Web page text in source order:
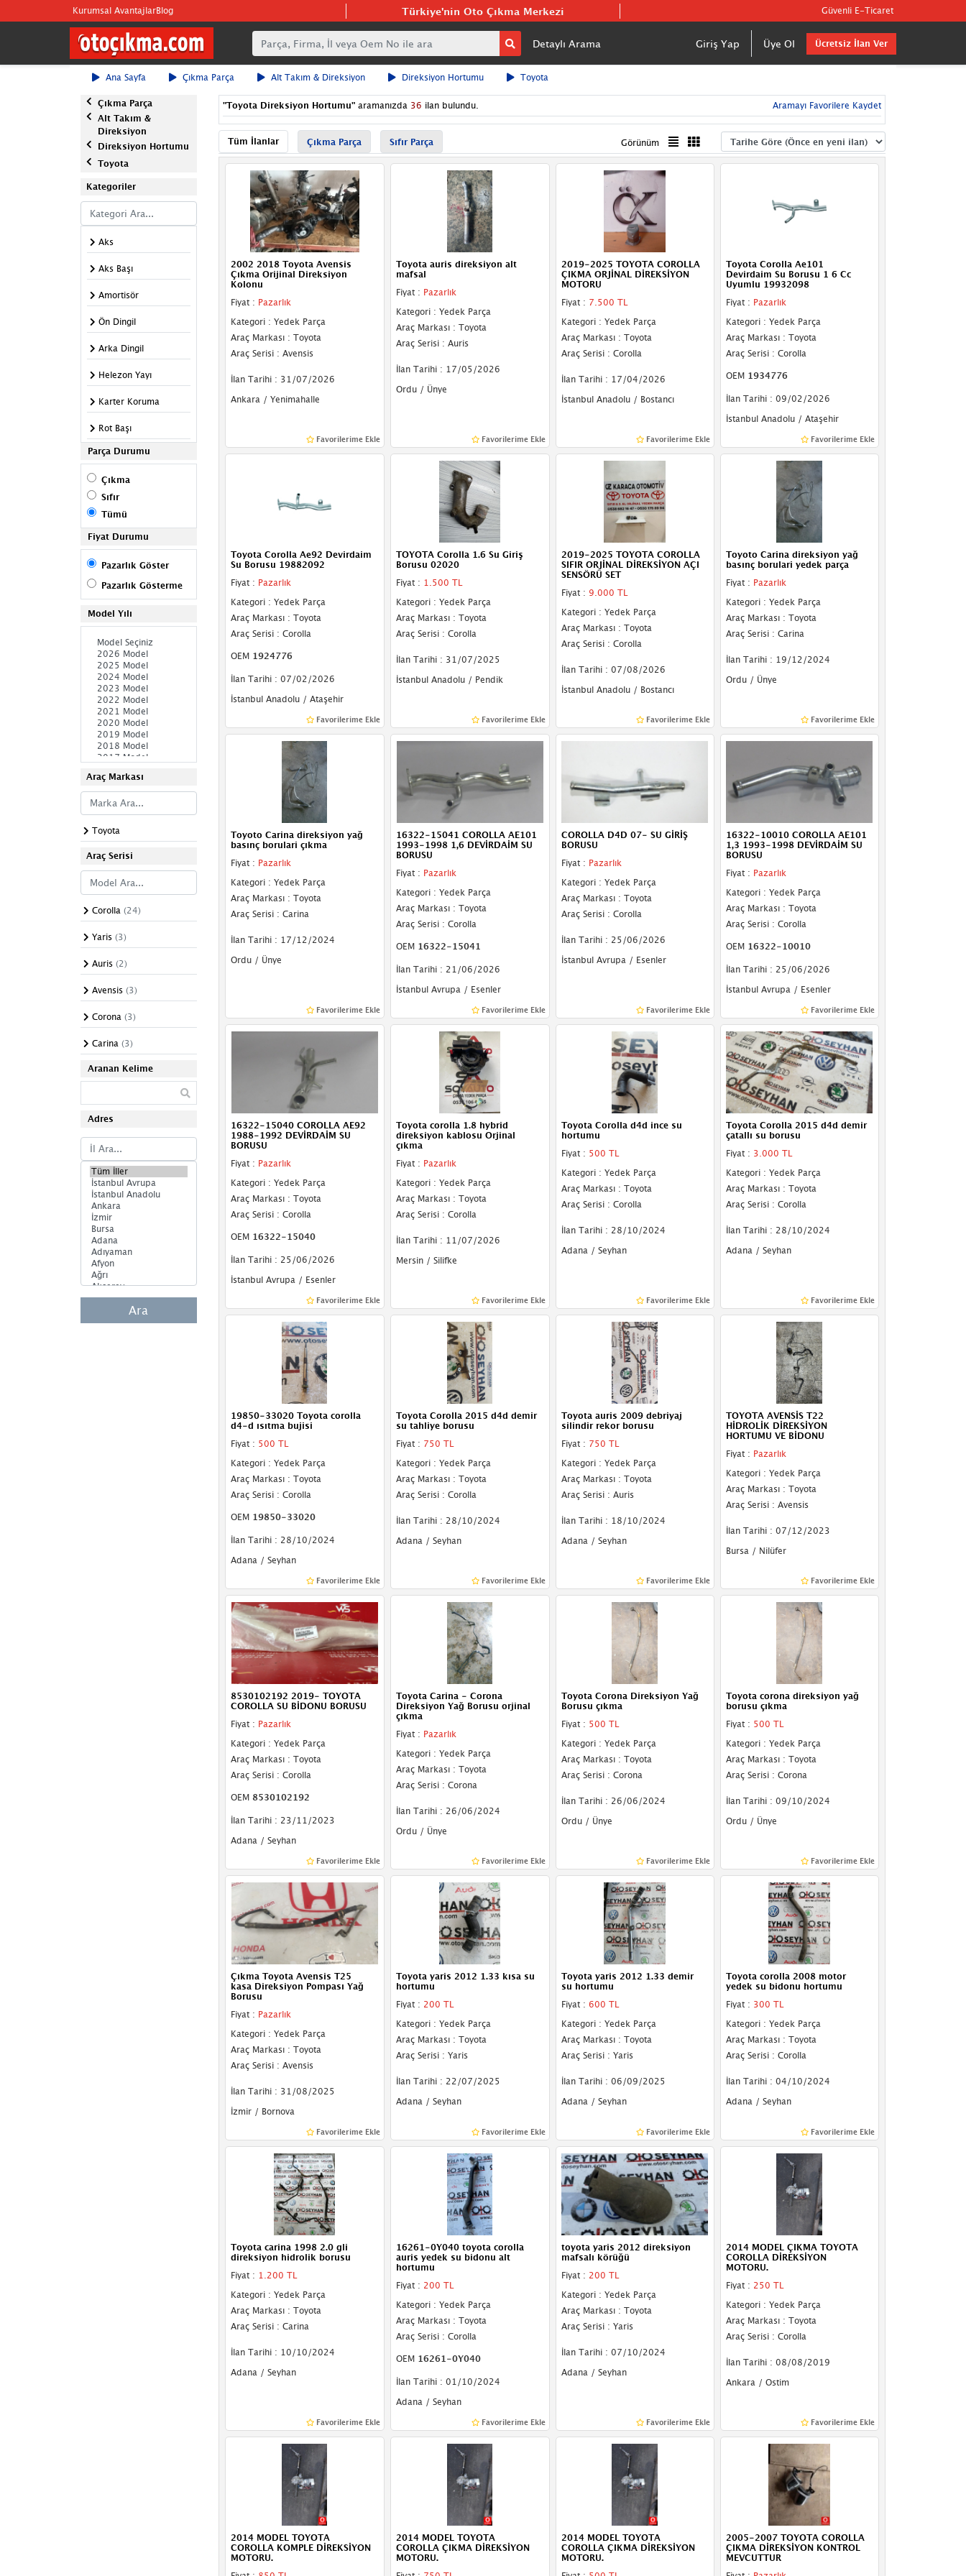
Kurumsal AvantajlarBlog Türkiye'nin Oto Çıkma Merkezi Güvenli E-Ticaret
Detaylı Arama Giriş Yap Üye Ol Ücretsiz İlan Ver
Ana Sayfa Çıkma Parça Alt Takım & Direksiyon Direksiyon Hortumu Toyota
Çıkma Parça
Alt Takım &
Direksiyon
Direksiyon Hortumu
Toyota
Kategoriler
Aks
Aks Başı
Amortisör
Ön Dingil
Arka Dingil
Helezon Yayı
Karter Koruma
Rot Başı
Salıncak
Taşıyıcı
Air & Havalı
Süspansiyon
Direksiyon Açı
Sensörü
Direksiyon Bakaliti
Direksiyon Basınç
Müşürü
Direksiyon Hortumu
Direksiyon Kutusu
Direksiyon Mili
Direksiyon Pompası
Direksiyon Simidi
Direksiyon Yağ
Deposu
Makas
Porya
Rot Mili
Rotil
Tabla
Teker Bilyası
Torsiyon
Viraj Demiri
Parça Durumu
Çıkma
Sıfır
Tümü
Fiyat Durumu
Pazarlık Göster
Pazarlık Gösterme
Model Yılı
Araç Markası
Toyota
Araç Serisi
Corolla (24)
Yaris (3)
Auris (2)
Avensis (3)
Corona (3)
Carina (3)
Aranan Kelime
Adres
Ara
"Toyota Direksiyon Hortumu" aramanızda 36 ilan bulundu. Aramayı Favorilere Kaydet
Tüm İlanlar Çıkma Parça Sıfır Parça Görünüm
2002 2018 Toyota Avensis
Çıkma Orijinal Direksiyon
Kolonu
Fiyat : Pazarlık
Kategori : Yedek Parça
Araç Markası : Toyota
Araç Serisi : Avensis
İlan Tarihi : 31/07/2026
Ankara / Yenimahalle
Favorilerime Ekle
Toyota auris direksiyon alt
mafsal
Fiyat : Pazarlık
Kategori : Yedek Parça
Araç Markası : Toyota
Araç Serisi : Auris
İlan Tarihi : 17/05/2026
Ordu / Ünye
Favorilerime Ekle
2019-2025 TOYOTA COROLLA
ÇIKMA ORJİNAL DİREKSİYON
MOTORU
Fiyat : 7.500 TL
Kategori : Yedek Parça
Araç Markası : Toyota
Araç Serisi : Corolla
İlan Tarihi : 17/04/2026
İstanbul Anadolu / Bostancı
Favorilerime Ekle
Toyota Corolla Ae101
Devirdaim Su Borusu 1 6 Cc
Uyumlu 19932098
Fiyat : Pazarlık
Kategori : Yedek Parça
Araç Markası : Toyota
Araç Serisi : Corolla
OEM 1934776
İlan Tarihi : 09/02/2026
İstanbul Anadolu / Ataşehir
Favorilerime Ekle
Toyota Corolla Ae92 Devirdaim
Su Borusu 19882092
Fiyat : Pazarlık
Kategori : Yedek Parça
Araç Markası : Toyota
Araç Serisi : Corolla
OEM 1924776
İlan Tarihi : 07/02/2026
İstanbul Anadolu / Ataşehir
Favorilerime Ekle
TOYOTA Corolla 1.6 Su Giriş
Borusu 02020
Fiyat : 1.500 TL
Kategori : Yedek Parça
Araç Markası : Toyota
Araç Serisi : Corolla
İlan Tarihi : 31/07/2025
İstanbul Anadolu / Pendik
Favorilerime Ekle
2019-2025 TOYOTA COROLLA
SIFIR ORJİNAL DİREKSİYON AÇI
SENSÖRÜ SET
Fiyat : 9.000 TL
Kategori : Yedek Parça
Araç Markası : Toyota
Araç Serisi : Corolla
İlan Tarihi : 07/08/2026
İstanbul Anadolu / Bostancı
Favorilerime Ekle
Toyoto Carina direksiyon yağ
basınç borulari yedek parça
Fiyat : Pazarlık
Kategori : Yedek Parça
Araç Markası : Toyota
Araç Serisi : Carina
İlan Tarihi : 19/12/2024
Ordu / Ünye
Favorilerime Ekle
Toyoto Carina direksiyon yağ
basınç borulari çıkma
Fiyat : Pazarlık
Kategori : Yedek Parça
Araç Markası : Toyota
Araç Serisi : Carina
İlan Tarihi : 17/12/2024
Ordu / Ünye
Favorilerime Ekle
16322-15041 COROLLA AE101
1993-1998 1,6 DEVİRDAİM SU
BORUSU
Fiyat : Pazarlık
Kategori : Yedek Parça
Araç Markası : Toyota
Araç Serisi : Corolla
OEM 16322-15041
İlan Tarihi : 21/06/2026
İstanbul Avrupa / Esenler
Favorilerime Ekle
COROLLA D4D 07- SU GİRİŞ
BORUSU
Fiyat : Pazarlık
Kategori : Yedek Parça
Araç Markası : Toyota
Araç Serisi : Corolla
İlan Tarihi : 25/06/2026
İstanbul Avrupa / Esenler
Favorilerime Ekle
16322-10010 COROLLA AE101
1,3 1993-1998 DEVİRDAİM SU
BORUSU
Fiyat : Pazarlık
Kategori : Yedek Parça
Araç Markası : Toyota
Araç Serisi : Corolla
OEM 16322-10010
İlan Tarihi : 25/06/2026
İstanbul Avrupa / Esenler
Favorilerime Ekle
16322-15040 COROLLA AE92
1988-1992 DEVİRDAİM SU
BORUSU
Fiyat : Pazarlık
Kategori : Yedek Parça
Araç Markası : Toyota
Araç Serisi : Corolla
OEM 16322-15040
İlan Tarihi : 25/06/2026
İstanbul Avrupa / Esenler
Favorilerime Ekle
Toyota corolla 1.8 hybrid
direksiyon kablosu Orjinal
çıkma
Fiyat : Pazarlık
Kategori : Yedek Parça
Araç Markası : Toyota
Araç Serisi : Corolla
İlan Tarihi : 11/07/2026
Mersin / Silifke
Favorilerime Ekle
Toyota Corolla d4d ince su
hortumu
Fiyat : 500 TL
Kategori : Yedek Parça
Araç Markası : Toyota
Araç Serisi : Corolla
İlan Tarihi : 28/10/2024
Adana / Seyhan
Favorilerime Ekle
Toyota Corolla 2015 d4d demir
çatallı su borusu
Fiyat : 3.000 TL
Kategori : Yedek Parça
Araç Markası : Toyota
Araç Serisi : Corolla
İlan Tarihi : 28/10/2024
Adana / Seyhan
Favorilerime Ekle
19850-33020 Toyota corolla
d4-d ısıtma bujisi
Fiyat : 500 TL
Kategori : Yedek Parça
Araç Markası : Toyota
Araç Serisi : Corolla
OEM 19850-33020
İlan Tarihi : 28/10/2024
Adana / Seyhan
Favorilerime Ekle
Toyota Corolla 2015 d4d demir
su tahliye borusu
Fiyat : 750 TL
Kategori : Yedek Parça
Araç Markası : Toyota
Araç Serisi : Corolla
İlan Tarihi : 28/10/2024
Adana / Seyhan
Favorilerime Ekle
Toyota auris 2009 debriyaj
silindir rekor borusu
Fiyat : 750 TL
Kategori : Yedek Parça
Araç Markası : Toyota
Araç Serisi : Auris
İlan Tarihi : 18/10/2024
Adana / Seyhan
Favorilerime Ekle
TOYOTA AVENSİS T22
HİDROLİK DİREKSİYON
HORTUMU VE BİDONU
Fiyat : Pazarlık
Kategori : Yedek Parça
Araç Markası : Toyota
Araç Serisi : Avensis
İlan Tarihi : 07/12/2023
Bursa / Nilüfer
Favorilerime Ekle
8530102192 2019- TOYOTA
COROLLA SU BİDONU BORUSU
Fiyat : Pazarlık
Kategori : Yedek Parça
Araç Markası : Toyota
Araç Serisi : Corolla
OEM 8530102192
İlan Tarihi : 23/11/2023
Adana / Seyhan
Favorilerime Ekle
Toyota Carina - Corona
Direksiyon Yağ Borusu orjinal
çıkma
Fiyat : Pazarlık
Kategori : Yedek Parça
Araç Markası : Toyota
Araç Serisi : Corona
İlan Tarihi : 26/06/2024
Ordu / Ünye
Favorilerime Ekle
Toyota Corona Direksiyon Yağ
Borusu çıkma
Fiyat : 500 TL
Kategori : Yedek Parça
Araç Markası : Toyota
Araç Serisi : Corona
İlan Tarihi : 26/06/2024
Ordu / Ünye
Favorilerime Ekle
Toyota corona direksiyon yağ
borusu çıkma
Fiyat : 500 TL
Kategori : Yedek Parça
Araç Markası : Toyota
Araç Serisi : Corona
İlan Tarihi : 09/10/2024
Ordu / Ünye
Favorilerime Ekle
Çıkma Toyota Avensis T25
kasa Direksiyon Pompası Yağ
Borusu
Fiyat : Pazarlık
Kategori : Yedek Parça
Araç Markası : Toyota
Araç Serisi : Avensis
İlan Tarihi : 31/08/2025
İzmir / Bornova
Favorilerime Ekle
Toyota yaris 2012 1.33 kısa su
hortumu
Fiyat : 200 TL
Kategori : Yedek Parça
Araç Markası : Toyota
Araç Serisi : Yaris
İlan Tarihi : 22/07/2025
Adana / Seyhan
Favorilerime Ekle
Toyota yaris 2012 1.33 demir
su hortumu
Fiyat : 600 TL
Kategori : Yedek Parça
Araç Markası : Toyota
Araç Serisi : Yaris
İlan Tarihi : 06/09/2025
Adana / Seyhan
Favorilerime Ekle
Toyota corolla 2008 motor
yedek su bidonu hortumu
Fiyat : 300 TL
Kategori : Yedek Parça
Araç Markası : Toyota
Araç Serisi : Corolla
İlan Tarihi : 04/10/2024
Adana / Seyhan
Favorilerime Ekle
Toyota carina 1998 2.0 gli
direksiyon hidrolik borusu
Fiyat : 1.200 TL
Kategori : Yedek Parça
Araç Markası : Toyota
Araç Serisi : Carina
İlan Tarihi : 10/10/2024
Adana / Seyhan
Favorilerime Ekle
16261-0Y040 toyota corolla
auris yedek su bidonu alt
hortumu
Fiyat : 200 TL
Kategori : Yedek Parça
Araç Markası : Toyota
Araç Serisi : Corolla
OEM 16261-0Y040
İlan Tarihi : 01/10/2024
Adana / Seyhan
Favorilerime Ekle
toyota yaris 2012 direksiyon
mafsalı körüğü
Fiyat : 200 TL
Kategori : Yedek Parça
Araç Markası : Toyota
Araç Serisi : Yaris
İlan Tarihi : 07/10/2024
Adana / Seyhan
Favorilerime Ekle
2014 MODEL ÇIKMA TOYOTA
COROLLA DİREKSİYON
MOTORU.
Fiyat : 250 TL
Kategori : Yedek Parça
Araç Markası : Toyota
Araç Serisi : Corolla
İlan Tarihi : 08/08/2019
Ankara / Ostim
Favorilerime Ekle
2014 MODEL TOYOTA
COROLLA KOMPLE DİREKSİYON
MOTORU.
2014 MODEL TOYOTA
COROLLA ÇIKMA DİREKSİYON
MOTORU.
2014 MODEL TOYOTA
COROLLA ÇIKMA DİREKSİYON
MOTORU.
2005-2007 TOYOTA COROLLA
ÇIKMA DİREKSİYON KONTROL
MEVCUTTUR